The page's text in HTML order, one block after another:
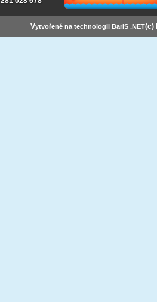
Vytvořené na technologii BarIS .NET(c)